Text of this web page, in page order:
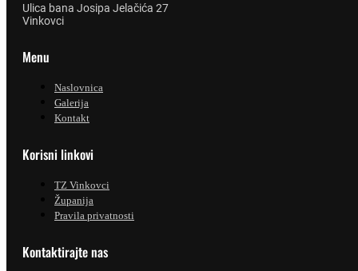
Ulica bana Josipa Jelačića 27
Vinkovci
Menu
Naslovnica
Galerija
Kontakt
Korisni linkovi
TZ Vinkovci
Županija
Pravila privatnosti
Kontaktirajte nas